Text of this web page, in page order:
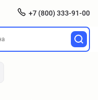
+7 (800) 333-91-00